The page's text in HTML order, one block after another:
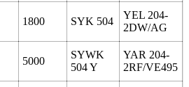
1800 SYK 504
YEL 204-
2DW/AG
5000
SYWK
504 Y
YAR 204-
2RF/VE495